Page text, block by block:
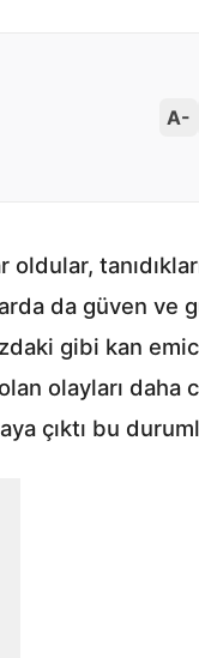
A-
tanıdıkları
da güven ve
gibi kan
olayları
çıktı bu